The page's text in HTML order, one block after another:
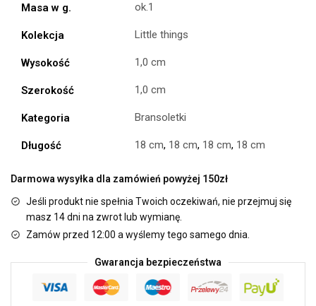
Masa w g. ok.1
Kolekcja Little things
Wysokość 1,0 cm
Szerokość 1,0 cm
Kategoria Bransoletki
Długość 18 cm, 18 cm, 18 cm, 18 cm
Darmowa wysyłka dla zamówień powyżej 150zł
Jeśli produkt nie spełnia Twoich oczekiwań, nie przejmuj się
masz 14 dni na zwrot lub wymianę.
Zamów przed 12:00 a wyślemy tego samego dnia.
Gwarancja bezpieczeństwa